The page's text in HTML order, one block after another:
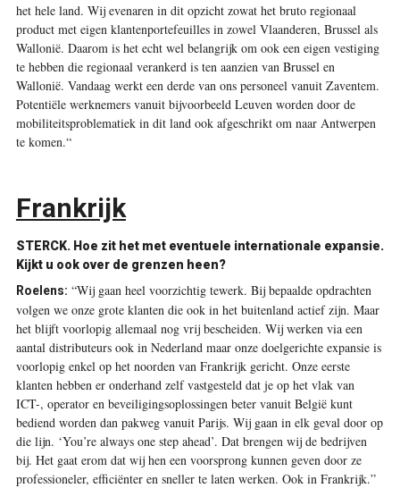
het hele land. Wij evenaren in dit opzicht zowat het bruto regionaal
product met eigen klantenportefeuilles in zowel Vlaanderen, Brussel als
Wallonië. Daarom is het echt wel belangrijk om ook een eigen vestiging
te hebben die regionaal verankerd is ten aanzien van Brussel en
Wallonië. Vandaag werkt een derde van ons personeel vanuit Zaventem.
Potentiële werknemers vanuit bijvoorbeeld Leuven worden door de
mobiliteitsproblematiek in dit land ook afgeschrikt om naar Antwerpen
te komen.“
Frankrijk
STERCK. Hoe zit het met eventuele internationale expansie.
Kijkt u ook over de grenzen heen?
Roelens: “Wij gaan heel voorzichtig tewerk. Bij bepaalde opdrachten
volgen we onze grote klanten die ook in het buitenland actief zijn. Maar
het blijft voorlopig allemaal nog vrij bescheiden. Wij werken via een
aantal distributeurs ook in Nederland maar onze doelgerichte expansie is
voorlopig enkel op het noorden van Frankrijk gericht. Onze eerste
klanten hebben er onderhand zelf vastgesteld dat je op het vlak van
ICT-, operator en beveiligingsoplossingen beter vanuit België kunt
bediend worden dan pakweg vanuit Parijs. Wij gaan in elk geval door op
die lijn. ‘You’re always one step ahead’. Dat brengen wij de bedrijven
bij. Het gaat erom dat wij hen een voorsprong kunnen geven door ze
professioneler, efficiënter en sneller te laten werken. Ook in Frankrijk.”